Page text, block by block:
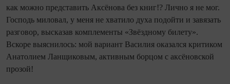
как можно представить Аксёнова без книг!? Лично я не мог.
Господь миловал, у меня не хватило духа подойти и завязать
разговор, высказав комплементы «Звёздному билету».
Вскоре выяснилось: мой вариант Василия оказался критиком
Анатолием Ланщиковым, активным борцом с аксёновской
прозой!